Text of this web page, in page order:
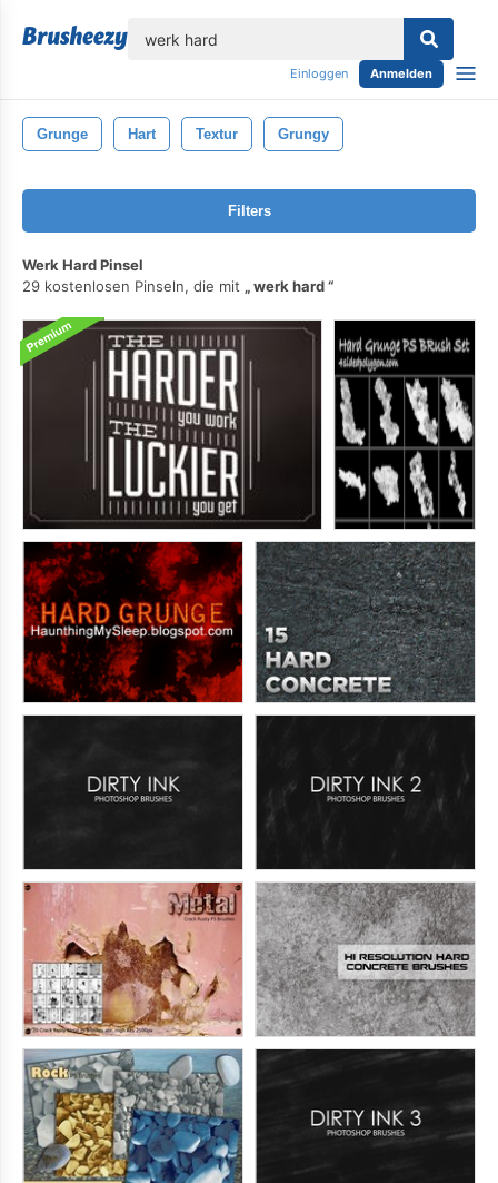
Einloggen Anmelden
Grunge Hart Textur Grungy
Filters
Werk Hard Pinsel
29 kostenlosen Pinseln, die mit
werk hard